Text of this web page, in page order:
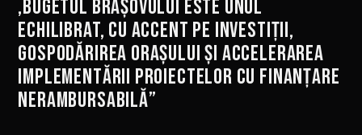
,Bugetul Brașovului este unul
echilibrat, cu accent pe investiții,
gospodărirea orașului și accelerarea
implementării proiectelor cu finanțare
nerambursabilă”